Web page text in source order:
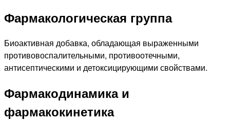
Фармакологическая группа
Биоактивная добавка, обладающая выраженными
противовоспалительными, противоотечными,
антисептическими и детоксицирующими свойствами.
Фармакодинамика и
фармакокинетика